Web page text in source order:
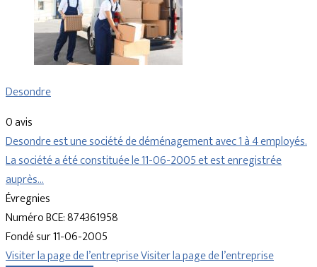
Desondre
0 avis
Desondre est une société de déménagement avec 1 à 4 employés.
La société a été constituée le 11-06-2005 et est enregistrée
auprès…
Évregnies
Numéro BCE: 874361958
Fondé sur 11-06-2005
Visiter la page de l’entrepriseVisiter la page de l’entreprise